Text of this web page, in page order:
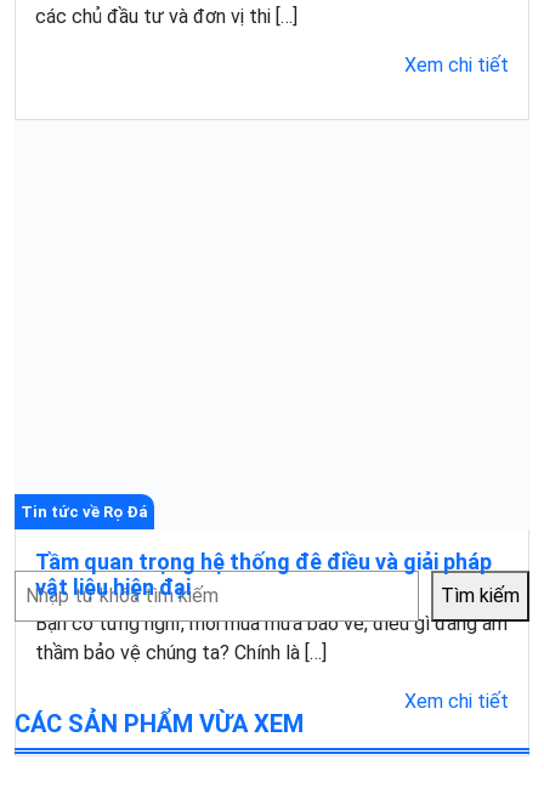
các chủ đầu tư và đơn vị thi […]
Xem chi tiết
Tin tức về Rọ Đá
Tầm quan trọng hệ thống đê điều và giải pháp
vật liệu hiện đại
Bạn có từng nghĩ, mỗi mùa mưa bão về, điều gì đang âm
thầm bảo vệ chúng ta? Chính là […]
Xem chi tiết
Tìm
kiếm
Tìm kiếm
CÁC SẢN PHẨM VỪA XEM